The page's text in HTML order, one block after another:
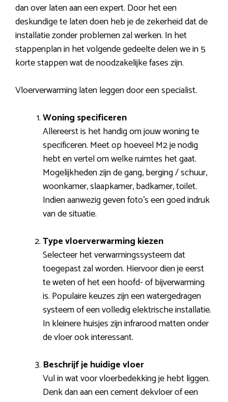
dan over laten aan een expert. Door het een
deskundige te laten doen heb je de zekerheid dat de
installatie zonder problemen zal werken. In het
stappenplan in het volgende gedeelte delen we in 5
korte stappen wat de noodzakelijke fases zijn.
Vloerverwarming laten leggen door een specialist.
Woning specificeren
Allereerst is het handig om jouw woning te
specificeren. Meet op hoeveel M2 je nodig
hebt en vertel om welke ruimtes het gaat.
Mogelijkheden zijn de gang, berging / schuur,
woonkamer, slaapkamer, badkamer, toilet.
Indien aanwezig geven foto’s een goed indruk
van de situatie.
Type vloerverwarming kiezen
Selecteer het verwarmingssysteem dat
toegepast zal worden. Hiervoor dien je eerst
te weten of het een hoofd- of bijverwarming
is. Populaire keuzes zijn een watergedragen
systeem of een volledig elektrische installatie.
In kleinere huisjes zijn infrarood matten onder
de vloer ook interessant.
Beschrijf je huidige vloer
Vul in wat voor vloerbedekking je hebt liggen.
Denk dan aan een cement dekvloer of een